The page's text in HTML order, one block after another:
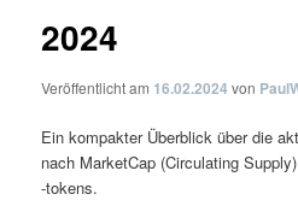
2024
Veröffentlicht am 16.02.2024 von
Ein kompakter Überblick über die
nach MarketCap (Circulating
-tokens.